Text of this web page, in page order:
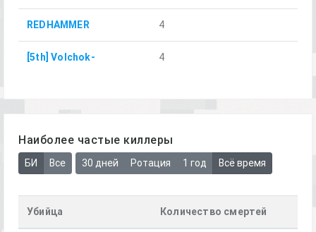
REDHAMMER 4
[5th] Volchok- 4
Наиболее частые киллеры
БИ Все 30 дней Ротация 1 год Всё время
Убийца Количество смертей